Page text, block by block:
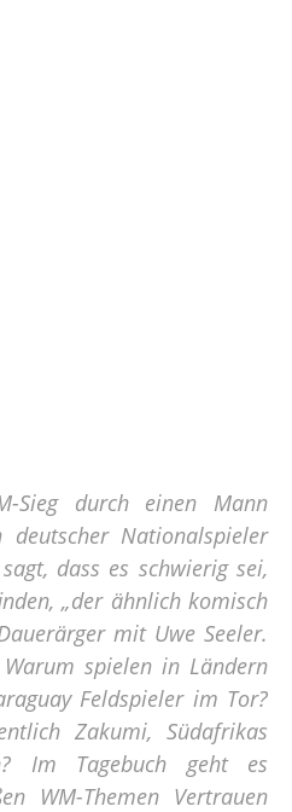
Sieg durch einen Mann
deutscher Nationalspieler
dass es schwierig sei,
„der ähnlich komisch
mit Uwe Seeler.
spielen in Ländern
Feldspieler im Tor?
Zakumi, Südafrikas
Im Tagebuch geht es
WM-Themen Vertrauen